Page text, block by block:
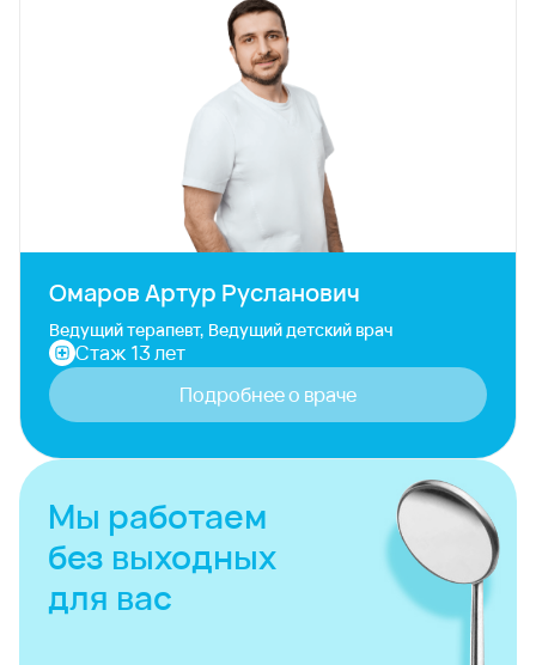
Омаров Артур Русланович
Ведущий терапевт, Ведущий детский врач
Стаж 13 лет
Подробнее о враче
Мы работаем
без выходных
для вас